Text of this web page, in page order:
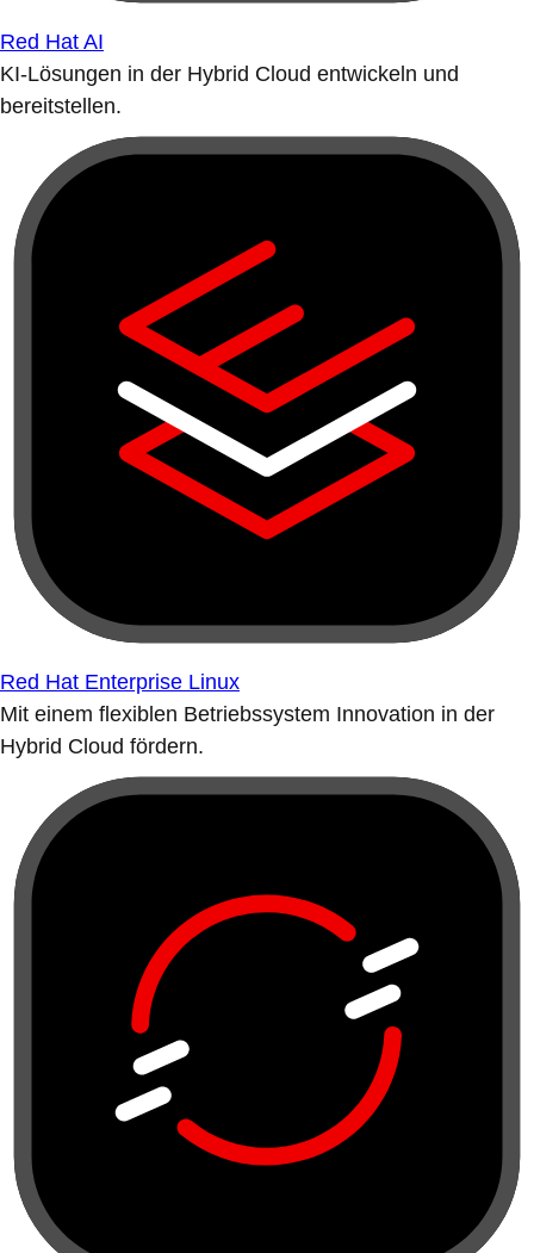
Red Hat AI
KI-Lösungen in der Hybrid Cloud entwickeln und
bereitstellen.
Red Hat Enterprise Linux
Mit einem flexiblen Betriebssystem Innovation in der
Hybrid Cloud fördern.